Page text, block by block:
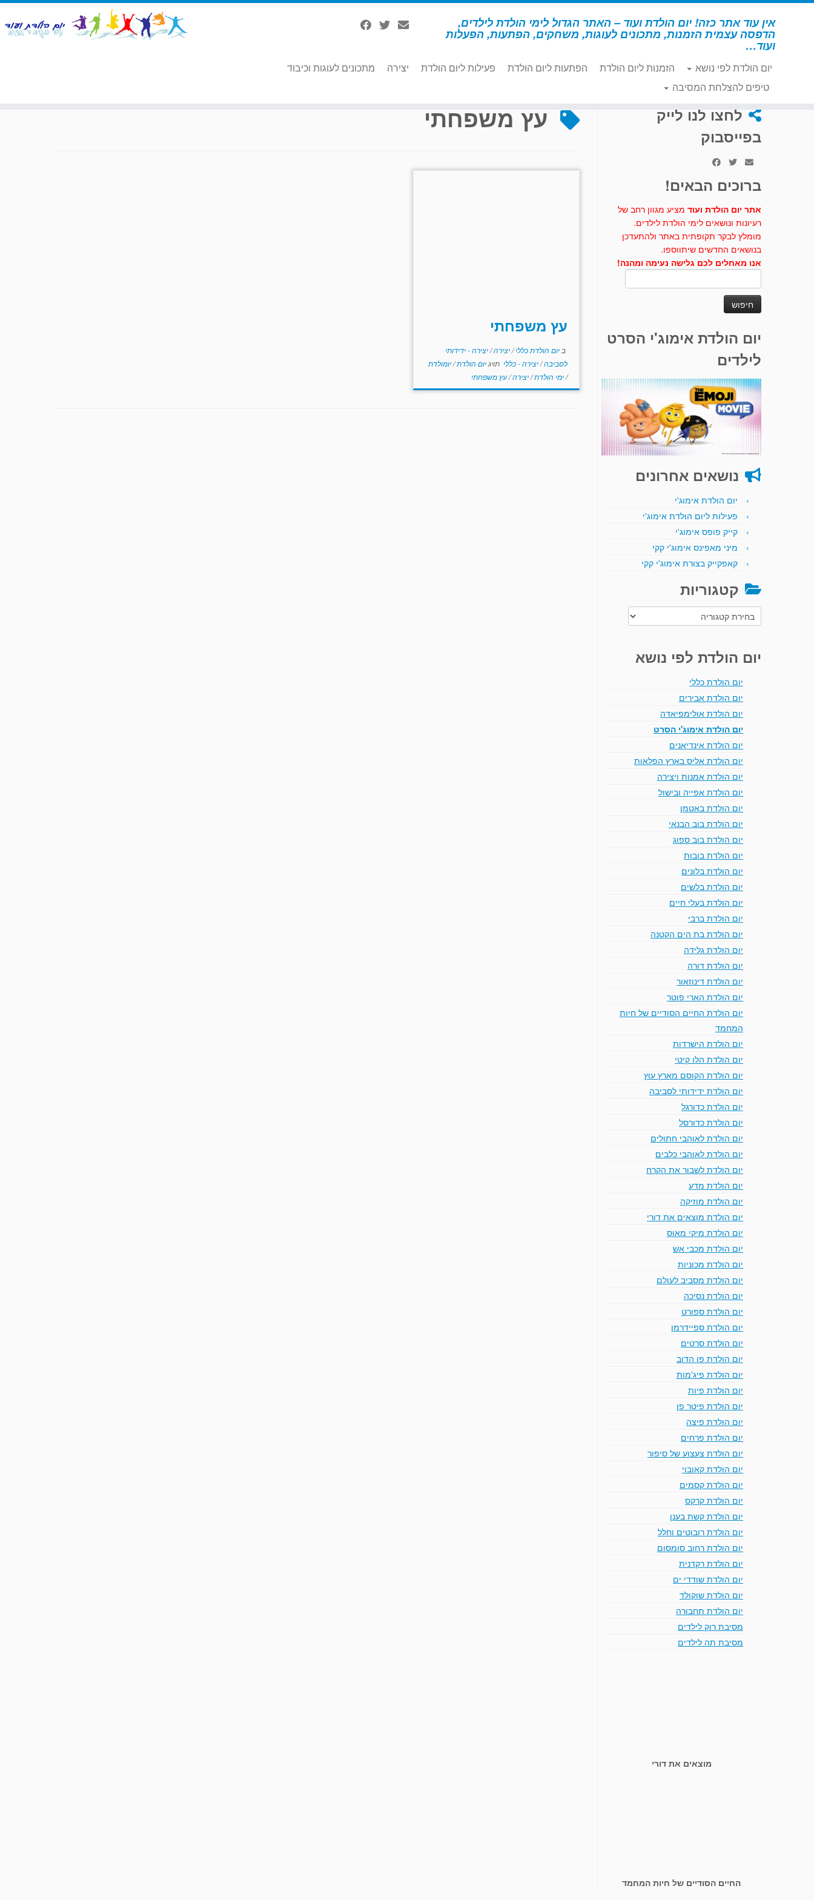
דלג
אין עוד אתר כזה! יום הולדת ועוד – האתר הגדול לימי הולדת לילדים,
הדפסה עצמית הזמנות, מתכונים לעוגות, משחקים, הפתעות, הפעלות
ועוד…
יום הולדת לפי נושא הזמנות ליום הולדת הפתעות ליום הולדת פעילות ליום הולדת יצירה
מתכונים לעוגות וכיבוד
טיפים להצלחת המסיבה
דף הבית » עץ משפחתי
לחצו לנו לייק
בפייסבוק
ברוכים הבאים!
אתר יום הולדת ועוד מציע מגוון רחב של
רעיונות ונושאים לימי הולדת לילדים.
מומלץ לבקר תקופתית באתר ולהתעדכן
בנושאים החדשים שיתווספו.
אנו מאחלים לכם גלישה נעימה ומהנה!
יום הולדת אימוג'י הסרט
לילדים
נושאים אחרונים
יום הולדת אימוג'י
פעילות ליום הולדת אימוג'י
קייק פופס אימוג'י
מיני מאפינס אימוג'י קקי
קאפקייק בצורת אימוג'י קקי
קטגוריות
קטגוריות
יום הולדת לפי נושא
יום הולדת כללי
יום הולדת אבירים
יום הולדת אולימפיאדה
יום הולדת אימוג'י הסרט
יום הולדת אינדיאנים
יום הולדת אליס בארץ הפלאות
יום הולדת אמנות ויצירה
יום הולדת אפייה ובישול
יום הולדת באטמן
יום הולדת בוב הבנאי
יום הולדת בוב ספוג
יום הולדת בובות
יום הולדת בלונים
יום הולדת בלשים
יום הולדת בעלי חיים
יום הולדת ברבי
יום הולדת בת הים הקטנה
יום הולדת גלידה
יום הולדת דורה
יום הולדת דינוזאור
יום הולדת הארי פוטר
יום הולדת החיים הסודיים של חיות
המחמד
יום הולדת הישרדות
יום הולדת הלו קיטי
יום הולדת הקוסם מארץ עוץ
יום הולדת ידידותי לסביבה
יום הולדת כדורגל
יום הולדת כדורסל
יום הולדת לאוהבי חתולים
יום הולדת לאוהבי כלבים
יום הולדת לשבור את הקרח
יום הולדת מדע
יום הולדת מוזיקה
יום הולדת מוצאים את דורי
יום הולדת מיקי מאוס
יום הולדת מכבי אש
יום הולדת מכוניות
יום הולדת מסביב לעולם
יום הולדת נסיכה
יום הולדת ספורט
יום הולדת ספיידרמן
יום הולדת סרטים
יום הולדת פו הדוב
יום הולדת פיג'מות
יום הולדת פיות
יום הולדת פיטר פן
יום הולדת פיצה
יום הולדת פרחים
יום הולדת צעצוע של סיפור
יום הולדת קאובוי
יום הולדת קסמים
יום הולדת קרקס
יום הולדת קשת בענן
יום הולדת רובוטים וחלל
יום הולדת רחוב סומסום
יום הולדת רקדנית
יום הולדת שודדי ים
יום הולדת שוקולד
יום הולדת תחבורה
מסיבת רוק לילדים
מסיבת תה לילדים
מוצאים את דורי
החיים הסודיים של חיות המחמד
עץ משפחתי
עץ משפחתי
ביום הולדת כללי/יצירה/יצירה - ידידותי
לסביבה/יצירה - כללי תויגיום הולדת/יומולדת
/ימי הולדת/יצירה/עץ משפחתי